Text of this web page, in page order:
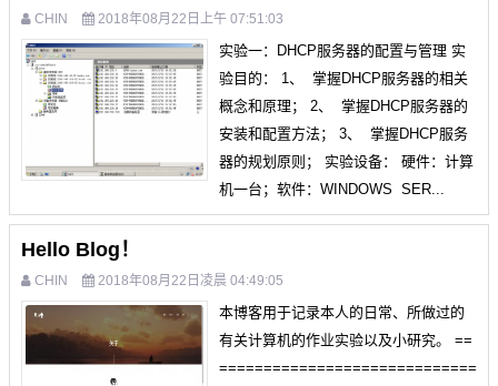
CHIN 2018年08月22日上午 07:51:03
实验一：DHCP服务器的配置与管理 实
验目的： 1、 掌握DHCP服务器的相关
概念和原理； 2、 掌握DHCP服务器的
安装和配置方法； 3、 掌握DHCP服务
器的规划原则； 实验设备： 硬件：计算
机一台；软件：WINDOWS SER...
Hello Blog！
CHIN 2018年08月22日凌晨 04:49:05
本博客用于记录本人的日常、所做过的
有关计算机的作业实验以及小研究。 ==
=============================